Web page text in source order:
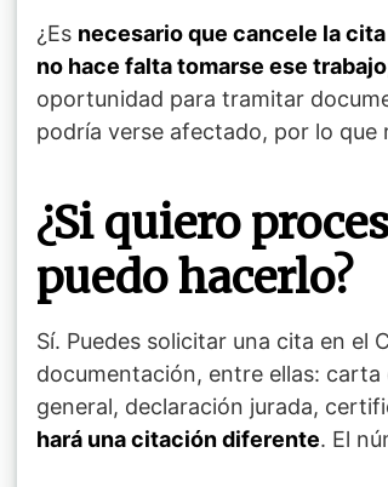
¿Es necesario que cancele la cita
no hace falta tomarse ese trabajo
oportunidad para tramitar
podría verse afectado, por lo que
¿Si quiero
puedo hacerlo?
Sí. Puedes solicitar una cita en el
documentación, entre ellas:
general, declaración jurada,
hará una citación diferente. El